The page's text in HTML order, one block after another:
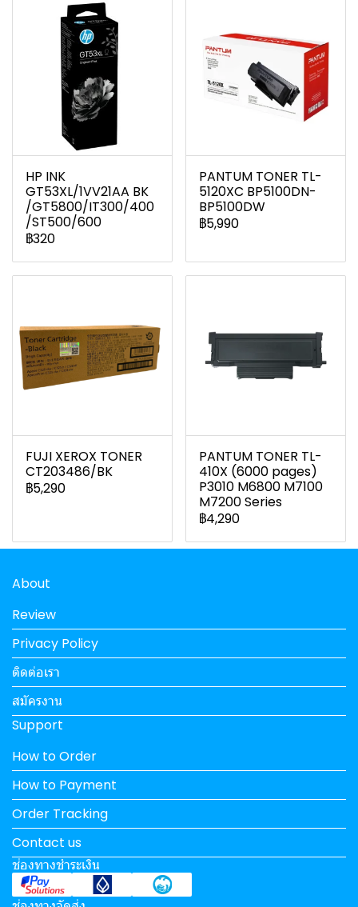
HP INK
GT53XL/1VV21AA BK
/GT5800/IT300/400
/ST500/600
฿320
PANTUM TONER TL-
5120XC BP5100DN-
BP5100DW
฿5,990
FUJI XEROX TONER
CT203486/BK
฿5,290
PANTUM TONER TL-
410X (6000 pages)
P3010 M6800 M7100
M7200 Series
฿4,290
About
Review
Privacy Policy
ติดต่อเรา
สมัครงาน
Support
How to Order
How to Payment
Order Tracking
Contact us
ช่องทางชำระเงิน